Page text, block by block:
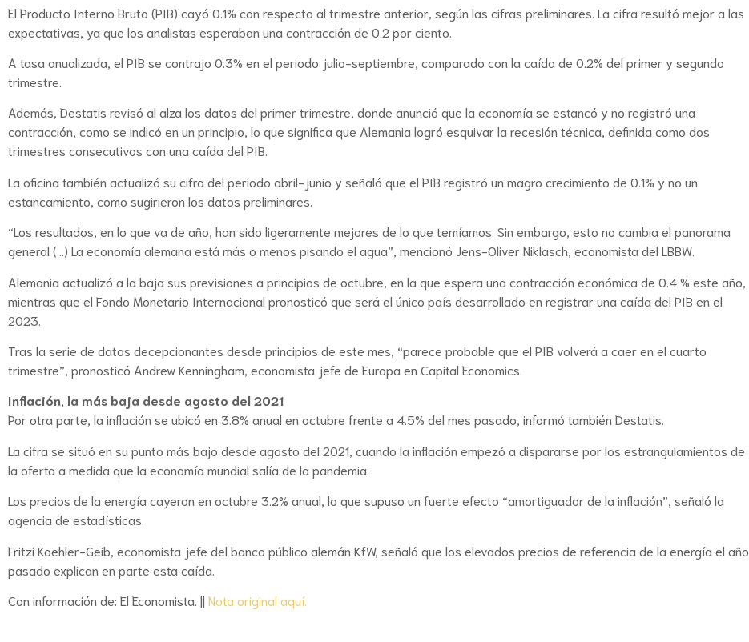
El Producto Interno Bruto (PIB) cayó 0.1% con respecto al trimestre anterior, según las cifras preliminares. La cifra resultó mejor a las
expectativas, ya que los analistas esperaban una contracción de 0.2 por ciento.
A tasa anualizada, el PIB se contrajo 0.3% en el periodo julio-septiembre, comparado con la caída de 0.2% del primer y segundo
trimestre.
Además, Destatis revisó al alza los datos del primer trimestre, donde anunció que la economía se estancó y no registró una
contracción, como se indicó en un principio, lo que significa que Alemania logró esquivar la recesión técnica, definida como dos
trimestres consecutivos con una caída del PIB.
La oficina también actualizó su cifra del periodo abril-junio y señaló que el PIB registró un magro crecimiento de 0.1% y no un
estancamiento, como sugirieron los datos preliminares.
“Los resultados, en lo que va de año, han sido ligeramente mejores de lo que temíamos. Sin embargo, esto no cambia el panorama
general (…) La economía alemana está más o menos pisando el agua”, mencionó Jens-Oliver Niklasch, economista del LBBW.
Alemania actualizó a la baja sus previsiones a principios de octubre, en la que espera una contracción económica de 0.4 % este año,
mientras que el Fondo Monetario Internacional pronosticó que será el único país desarrollado en registrar una caída del PIB en el
2023.
Tras la serie de datos decepcionantes desde principios de este mes, “parece probable que el PIB volverá a caer en el cuarto
trimestre”, pronosticó Andrew Kenningham, economista jefe de Europa en Capital Economics.
Inflación, la más baja desde agosto del 2021
Por otra parte, la inflación se ubicó en 3.8% anual en octubre frente a 4.5% del mes pasado, informó también Destatis.
La cifra se situó en su punto más bajo desde agosto del 2021, cuando la inflación empezó a dispararse por los estrangulamientos de
la oferta a medida que la economía mundial salía de la pandemia.
Los precios de la energía cayeron en octubre 3.2% anual, lo que supuso un fuerte efecto “amortiguador de la inflación”, señaló la
agencia de estadísticas.
Fritzi Koehler-Geib, economista jefe del banco público alemán KfW, señaló que los elevados precios de referencia de la energía el año
pasado explican en parte esta caída.
Con información de: El Economista. || Nota original aquí.